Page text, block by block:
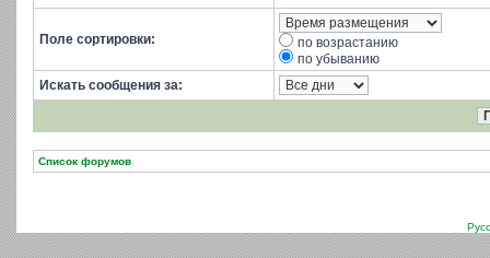
Поле сортировки:
по возрастанию
по убыванию
Искать сообщения за:
Список форумов